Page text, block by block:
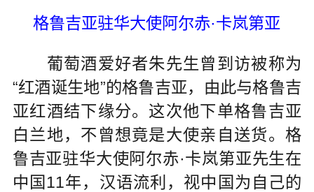
格鲁吉亚驻华大使阿尔赤·卡岚第亚
葡萄酒爱好者朱先生曾到访被称为
“红酒诞生地”的格鲁吉亚，由此与格鲁吉
亚红酒结下缘分。这次他下单格鲁吉亚
白兰地，不曾想竟是大使亲自送货。格
鲁吉亚驻华大使阿尔赤·卡岚第亚先生在
中国11年，汉语流利，视中国为自己的